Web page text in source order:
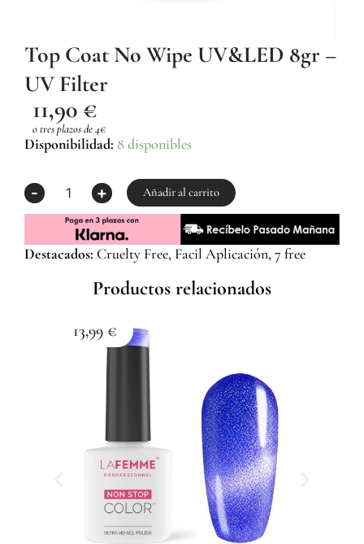
Top Coat No Wipe UV&LED 8gr –
UV Filter
11,90 €
o tres plazos de 4€
Disponibilidad: 8 disponibles
-
Top
Wipe
UV&LED
UV
+ Añadir al carrito
Destacados: Cruelty Free, Facil Aplicación, 7 free
Productos relacionados
13,99 €